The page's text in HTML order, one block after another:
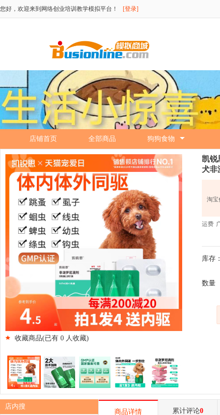
您好，欢迎来到网络创业培训教学模拟平台！ [登录]
店铺首页 全部商品 狗狗食物
收藏商品(已有 0 人收藏)
凯锐
犬非
淘宝
运费
库存
数量
店内搜
商品详情 累计评论0